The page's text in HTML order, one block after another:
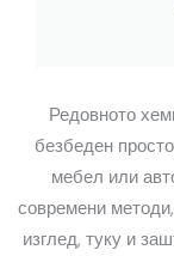
Редовното
безбеден
мебел или
современи
изглед, туку и